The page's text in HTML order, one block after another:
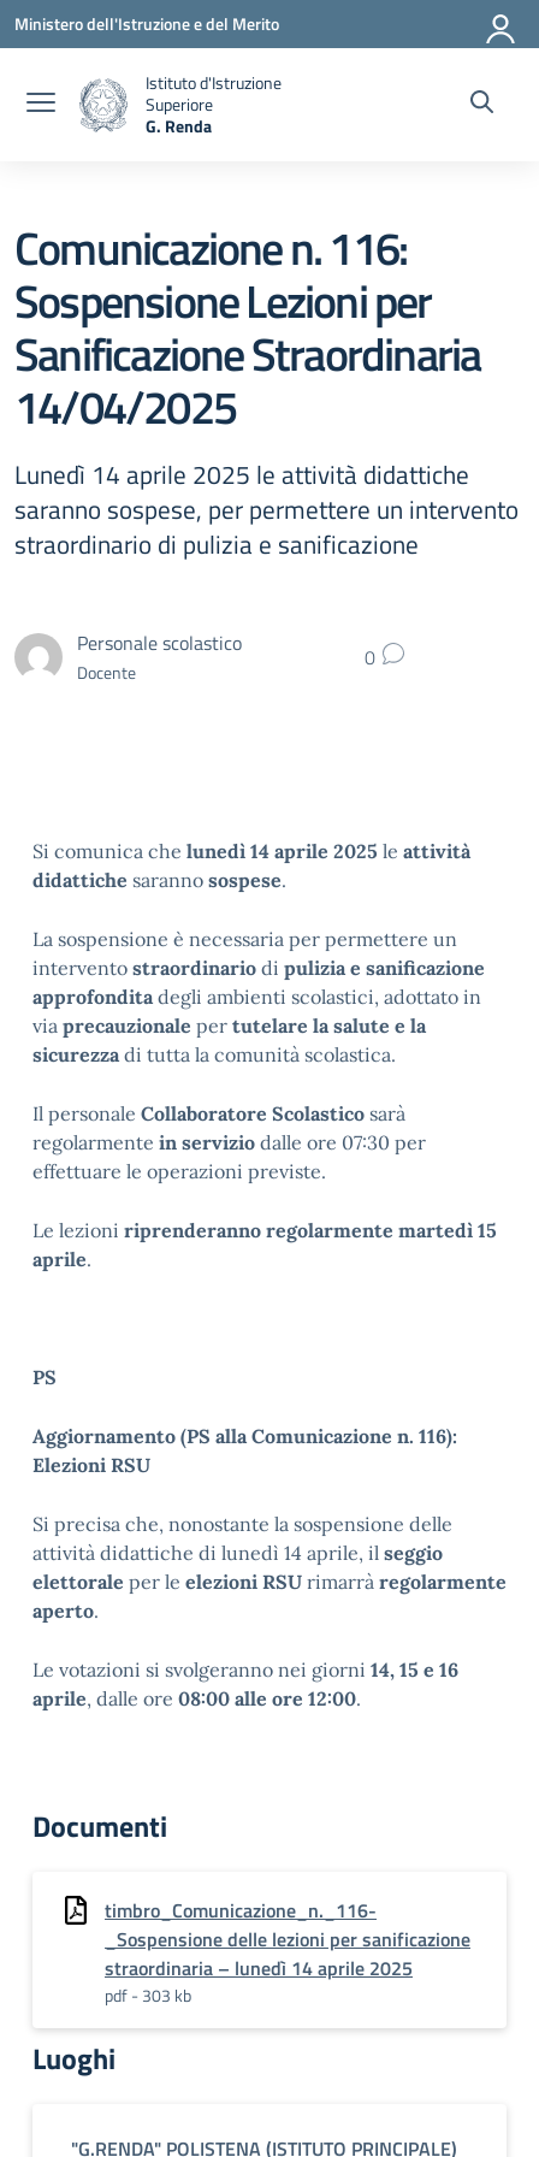
Vai ai contenuti
Vai al menu di navigazione
Vai al footer
Ministero dell'Istruzione e del Merito
Istituto d'Istruzione
Superiore
G. Renda
Comunicazione n. 116:
Sospensione Lezioni per
Sanificazione Straordinaria
14/04/2025
Lunedì 14 aprile 2025 le attività didattiche
saranno sospese, per permettere un intervento
straordinario di pulizia e sanificazione
Personale scolastico
Docente 0
Si comunica che lunedì 14 aprile 2025 le attività
didattiche saranno sospese.
La sospensione è necessaria per permettere un
intervento straordinario di pulizia e sanificazione
approfonditadegli ambienti scolastici, adottato in
via precauzionale per tutelare la salute e la
sicurezzadi tutta la comunità scolastica.
Il personale Collaboratore Scolastico sarà
regolarmente in servizio dalle ore 07:30 per
effettuare le operazioni previste.
Le lezioni riprenderanno regolarmente martedì 15
aprile.
PS
Aggiornamento (PS alla Comunicazione n. 116):
Elezioni RSU
Si precisa che, nonostante la sospensione delle
attività didattiche di lunedì 14 aprile, il seggio
elettorale per le elezioni RSU rimarrà regolarmente
aperto.
Le votazioni si svolgeranno nei giorni 14, 15 e 16
aprile, dalle ore 08:00 alle ore 12:00.
Documenti
timbro_Comunicazione_n._116-
_Sospensione delle lezioni per sanificazione
straordinaria – lunedì 14 aprile 2025
pdf - 303 kb
Luoghi
"G.RENDA" POLISTENA (ISTITUTO PRINCIPALE)